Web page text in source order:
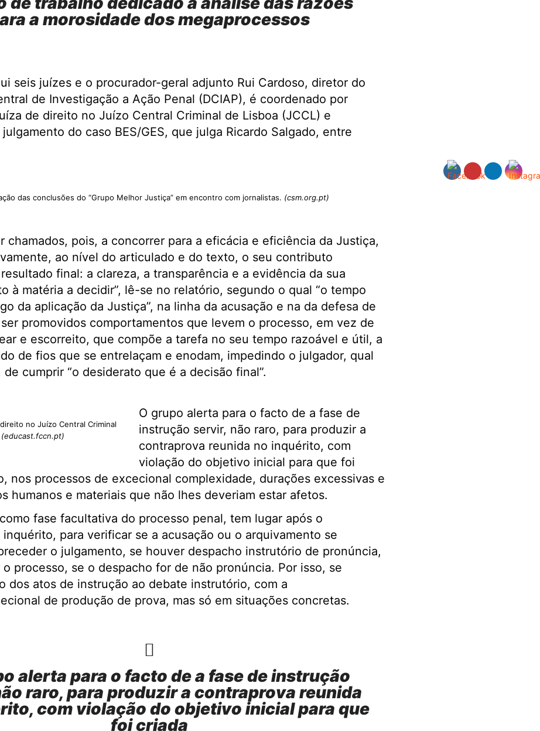
a morosidade dos megaprocessos
seis juízes e o procurador-geral adjunto Rui Cardoso, diretor do
de Investigação a Ação Penal (DCIAP), é coordenado por
de direito no Juízo Central Criminal de Lisboa (JCCL) e
do caso BES/GES, que julga Ricardo Salgado, entre
das conclusões do “Grupo Melhor Justiça” em encontro com jornalistas. (csm.org.pt)
chamados, pois, a concorrer para a eficácia e eficiência da Justiça,
ao nível do articulado e do texto, o seu contributo
final: a clareza, a transparência e a evidência da sua
à matéria a decidir”, lê-se no relatório, segundo o qual “o tempo
da aplicação da Justiça”, na linha da acusação e na da defesa de
promovidos comportamentos que levem o processo, em vez de
e escorreito, que compõe a tarefa no seu tempo razoável e útil, a
de fios que se entrelaçam e enodam, impedindo o julgador, qual
cumprir “o desiderato que é a decisão final”.
no Juízo Central Criminal
(educast.fccn.pt)
O grupo alerta para o facto de a fase de
instrução servir, não raro, para produzir a
contraprova reunida no inquérito, com
violação do objetivo inicial para que foi
nos processos de excecional complexidade, durações excessivas e
humanos e materiais que não lhes deveriam estar afetos.
fase facultativa do processo penal, tem lugar após o
para verificar se a acusação ou o arquivamento se
o julgamento, se houver despacho instrutório de pronúncia,
processo, se o despacho for de não pronúncia. Por isso, se
dos atos de instrução ao debate instrutório, com a
de produção de prova, mas só em situações concretas.
alerta para o facto de a fase de instrução
raro, para produzir a contraprova reunida
com violação do objetivo inicial para que
foi criada